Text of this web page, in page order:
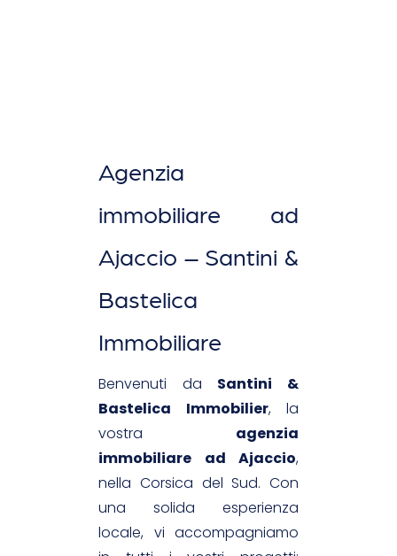
Agenzia
immobiliare ad
Ajaccio – Santini &
Bastelica
Immobiliare
Benvenuti da Santini &
Bastelica Immobilier, la
vostra agenzia
immobiliare ad Ajaccio,
nella Corsica del Sud. Con
una solida esperienza
locale, vi accompagniamo